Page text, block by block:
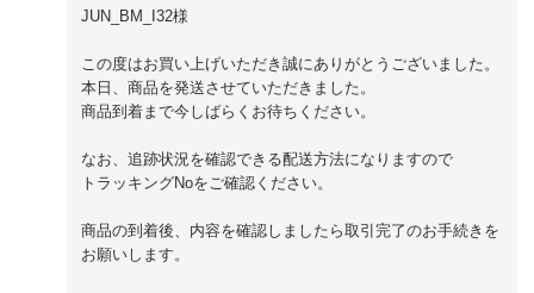
JUN_BM_I32様
この度はお買い上げいただき誠にありがとうございました。
本日、商品を発送させていただきました。
商品到着まで今しばらくお待ちください。
なお、追跡状況を確認できる配送方法になりますので
トラッキングNoをご確認ください。
商品の到着後、内容を確認しましたら取引完了のお手続きを
お願いします。